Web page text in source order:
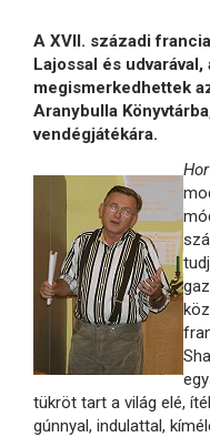
A XVII. századi
Lajossal és
megismerkedhettek
Aranybulla
vendégjátékára.
tükröt tart a világ elé,
gúnnyal, indulattal,